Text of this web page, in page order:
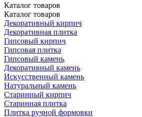
Каталог товаров
Каталог товаров
Декоративный кирпич
Декоративная плитка
Гипсовый кирпич
Гипсовая плитка
Гипсовый камень
Декоративный камень
Искусственный камень
Натуральный камень
Старинный кирпич
Старинная плитка
Плитка ручной формовки